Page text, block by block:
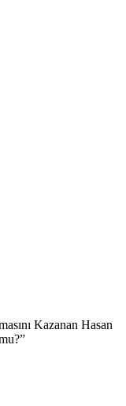
Kazanan Hasan